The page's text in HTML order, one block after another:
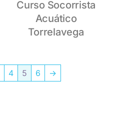
Curso Socorrista
Acuático
Torrelavega
4 5 6 →